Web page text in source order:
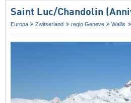
Saint Luc/​Chandolin
Europa Zwitserland regio Geneve Wallis